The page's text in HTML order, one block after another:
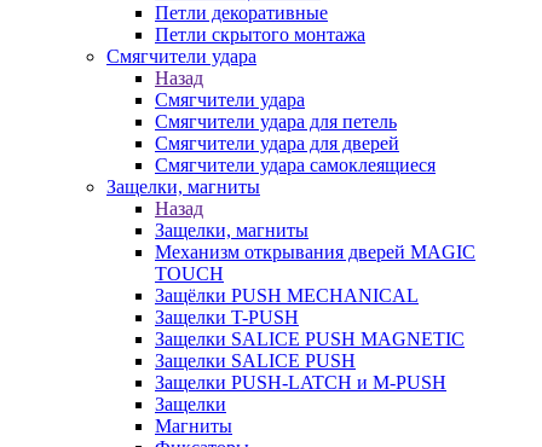
Петли декоративные
Петли скрытого монтажа
Смягчители удара
Назад
Смягчители удара
Смягчители удара для петель
Смягчители удара для дверей
Cмягчители удара самоклеящиеся
Защелки, магниты
Назад
Защелки, магниты
Механизм открывания дверей MAGIC
TOUCH
Защёлки PUSH MECHANICAL
Защелки T-PUSH
Защелки SALICE PUSH MAGNETIC
Защелки SALICE PUSH
Защелки PUSH-LATCH и M-PUSH
Защелки
Магниты